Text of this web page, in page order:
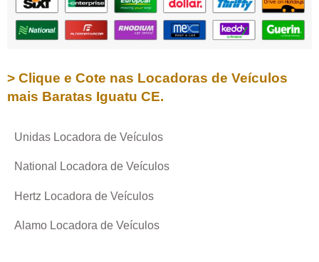
> Clique e Cote nas Locadoras de Veículos
mais Baratas Iguatu CE.
Unidas Locadora de Veículos
National Locadora de Veículos
Hertz Locadora de Veículos
Alamo Locadora de Veículos